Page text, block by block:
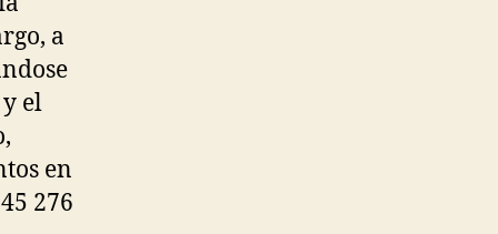
a
el
en
276